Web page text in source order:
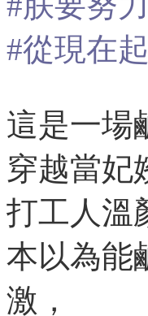
#從現在
這是一場
穿越當妃
打工人溫
本以為能
激，